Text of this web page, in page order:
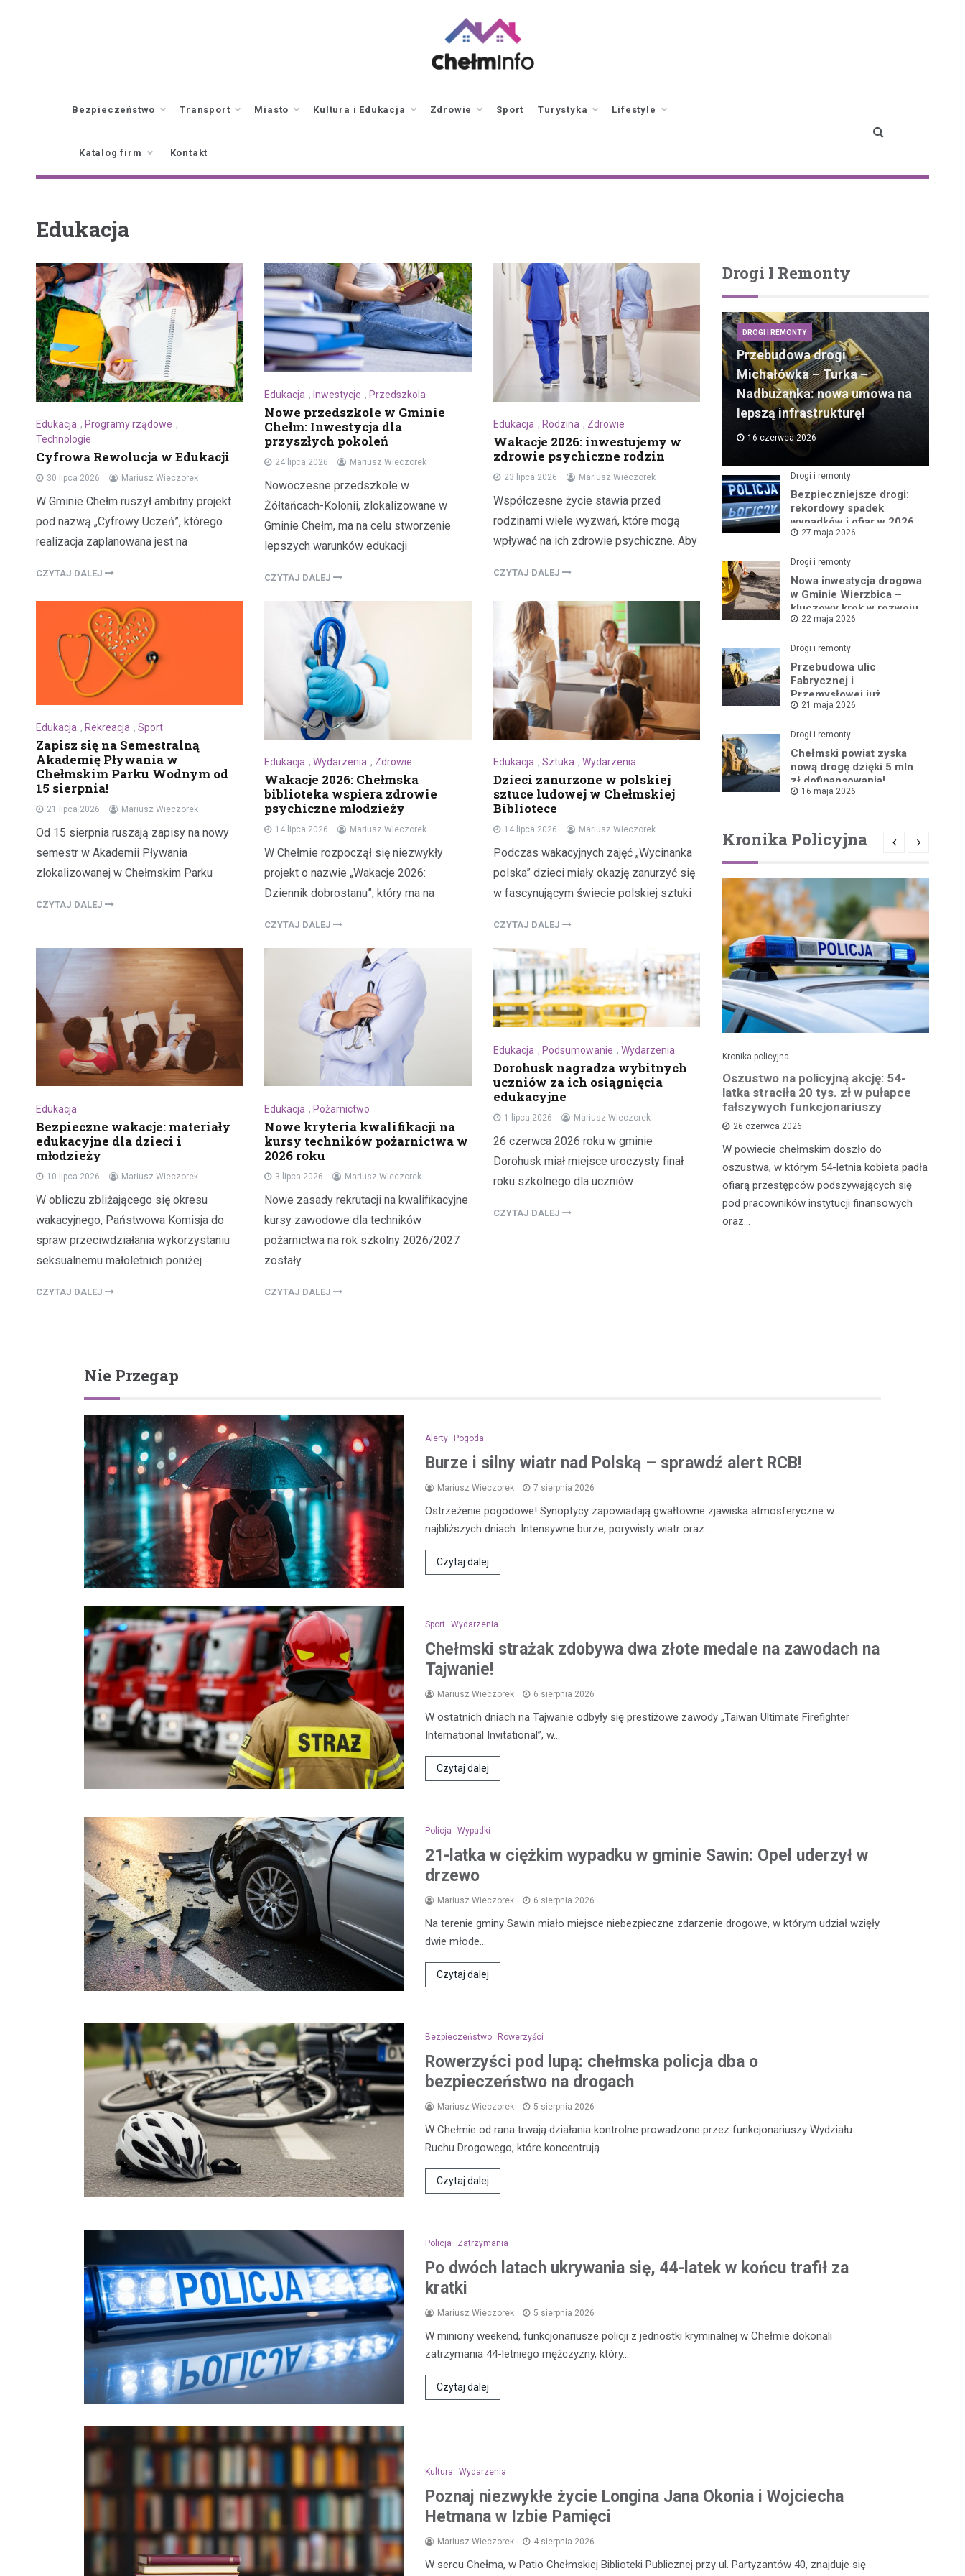
Bezpieczeństwo Transport Miasto Kultura i Edukacja Zdrowie Sport Turystyka Lifestyle
Katalog firm Kontakt
Edukacja
Edukacja , Programy rządowe ,
Technologie
Cyfrowa Rewolucja w Edukacji
30 lipca 2026 Mariusz Wieczorek
W Gminie Chełm ruszył ambitny projekt
pod nazwą „Cyfrowy Uczeń”, którego
realizacja zaplanowana jest na
CZYTAJ DALEJ
Edukacja , Inwestycje , Przedszkola
Nowe przedszkole w Gminie
Chełm: Inwestycja dla
przyszłych pokoleń
24 lipca 2026 Mariusz Wieczorek
Nowoczesne przedszkole w
Żółtańcach-Kolonii, zlokalizowane w
Gminie Chełm, ma na celu stworzenie
lepszych warunków edukacji
CZYTAJ DALEJ
Edukacja , Rodzina , Zdrowie
Wakacje 2026: inwestujemy w
zdrowie psychiczne rodzin
23 lipca 2026 Mariusz Wieczorek
Współczesne życie stawia przed
rodzinami wiele wyzwań, które mogą
wpływać na ich zdrowie psychiczne. Aby
CZYTAJ DALEJ
Edukacja , Rekreacja , Sport
Zapisz się na Semestralną
Akademię Pływania w
Chełmskim Parku Wodnym od
15 sierpnia!
21 lipca 2026 Mariusz Wieczorek
Od 15 sierpnia ruszają zapisy na nowy
semestr w Akademii Pływania
zlokalizowanej w Chełmskim Parku
CZYTAJ DALEJ
Edukacja ,Wydarzenia , Zdrowie
Wakacje 2026: Chełmska
biblioteka wspiera zdrowie
psychiczne młodzieży
14 lipca 2026 Mariusz Wieczorek
W Chełmie rozpoczął się niezwykły
projekt o nazwie „Wakacje 2026:
Dziennik dobrostanu”, który ma na
CZYTAJ DALEJ
Edukacja , Sztuka , Wydarzenia
Dzieci zanurzone w polskiej
sztuce ludowej w Chełmskiej
Bibliotece
14 lipca 2026 Mariusz Wieczorek
Podczas wakacyjnych zajęć „Wycinanka
polska” dzieci miały okazję zanurzyć się
w fascynującym świecie polskiej sztuki
CZYTAJ DALEJ
Edukacja
Bezpieczne wakacje: materiały
edukacyjne dla dzieci i
młodzieży
10 lipca 2026 Mariusz Wieczorek
W obliczu zbliżającego się okresu
wakacyjnego, Państwowa Komisja do
spraw przeciwdziałania wykorzystaniu
seksualnemu małoletnich poniżej
CZYTAJ DALEJ
Edukacja ,Pożarnictwo
Nowe kryteria kwalifikacji na
kursy techników pożarnictwa w
2026 roku
3 lipca 2026 Mariusz Wieczorek
Nowe zasady rekrutacji na kwalifikacyjne
kursy zawodowe dla techników
pożarnictwa na rok szkolny 2026/2027
zostały
CZYTAJ DALEJ
Edukacja , Podsumowanie , Wydarzenia
Dorohusk nagradza wybitnych
uczniów za ich osiągnięcia
edukacyjne
1 lipca 2026 Mariusz Wieczorek
26 czerwca 2026 roku w gminie
Dorohusk miał miejsce uroczysty finał
roku szkolnego dla uczniów
CZYTAJ DALEJ
Drogi I Remonty
DROGI I REMONTY
Przebudowa drogi
Michałówka – Turka –
Nadbużanka: nowa umowa na
lepszą infrastrukturę!
16 czerwca 2026
Drogi i remonty
Bezpieczniejsze drogi:
rekordowy spadek
wypadków i ofiar w 2026
roku27 maja 2026
Drogi i remonty
Nowa inwestycja drogowa
w Gminie Wierzbica –
kluczowy krok w rozwoju
regionu
22 maja 2026
Drogi i remonty
Przebudowa ulic
Fabrycznej i
Przemysłowej już
ruszyła!
21 maja 2026
Drogi i remonty
Chełmski powiat zyska
nową drogę dzięki 5 mln
zł dofinansowania!
16 maja 2026
Kronika Policyjna
Kronika policyjna
Mężczyzna zatrzymany za groźby
wobec 15-latka z użyciem broni i
internetu
Policja w Chełmie zatrzymała mężczyznę
podejrzanego o groźby skierowane do 15-
letniego chłopca. Zatrzymany 38-latek miał
Kronika policyjna
Oszustwo na policyjną akcję: 54-
latka straciła 20 tys. zł w pułapce
fałszywych funkcjonariuszy
26 czerwca 2026
W powiecie chełmskim doszło do
oszustwa, w którym 54-letnia kobieta padła
ofiarą przestępców podszywających się
pod pracowników instytucji finansowych
oraz…
Nie Przegap
Alerty Pogoda
Burze i silny wiatr nad Polską – sprawdź alert RCB!
Mariusz Wieczorek 7 sierpnia 2026
Ostrzeżenie pogodowe! Synoptycy zapowiadają gwałtowne zjawiska atmosferyczne w
najbliższych dniach. Intensywne burze, porywisty wiatr oraz…
Czytaj dalej
Sport Wydarzenia
Chełmski strażak zdobywa dwa złote medale na zawodach na
Tajwanie!
Mariusz Wieczorek 6 sierpnia 2026
W ostatnich dniach na Tajwanie odbyły się prestiżowe zawody „Taiwan Ultimate Firefighter
International Invitational”, w…
Czytaj dalej
Policja Wypadki
21-latka w ciężkim wypadku w gminie Sawin: Opel uderzył w
drzewo
Mariusz Wieczorek 6 sierpnia 2026
Na terenie gminy Sawin miało miejsce niebezpieczne zdarzenie drogowe, w którym udział wzięły
dwie młode…
Czytaj dalej
Bezpieczeństwo Rowerzyści
Rowerzyści pod lupą: chełmska policja dba o
bezpieczeństwo na drogach
Mariusz Wieczorek 5 sierpnia 2026
W Chełmie od rana trwają działania kontrolne prowadzone przez funkcjonariuszy Wydziału
Ruchu Drogowego, które koncentrują…
Czytaj dalej
Policja Zatrzymania
Po dwóch latach ukrywania się, 44-latek w końcu trafił za
kratki
Mariusz Wieczorek 5 sierpnia 2026
W miniony weekend, funkcjonariusze policji z jednostki kryminalnej w Chełmie dokonali
zatrzymania 44-letniego mężczyzny, który…
Czytaj dalej
Kultura Wydarzenia
Poznaj niezwykłe życie Longina Jana Okonia i Wojciecha
Hetmana w Izbie Pamięci
Mariusz Wieczorek 4 sierpnia 2026
W sercu Chełma, w Patio Chełmskiej Biblioteki Publicznej przy ul. Partyzantów 40, znajduje się